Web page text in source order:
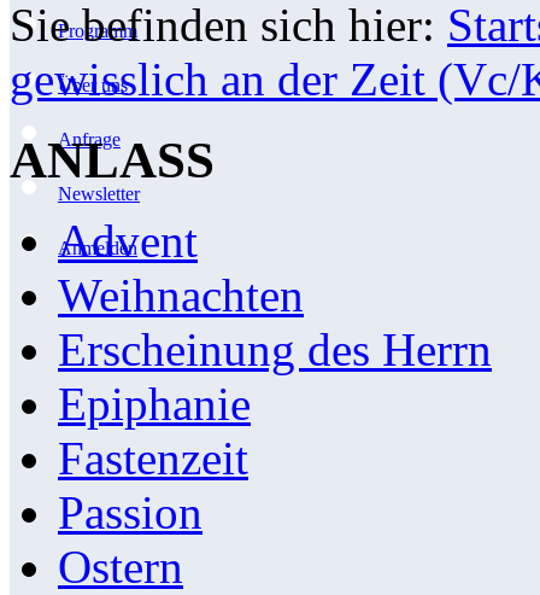
Programm
Über uns
Anfrage
Newsletter
Anmelden
Sie befinden sich hier:
gewisslich an der Zeit (Vc/
ANLASS
Advent
Weihnachten
Erscheinung des Herrn
Epiphanie
Fastenzeit
Passion
Ostern